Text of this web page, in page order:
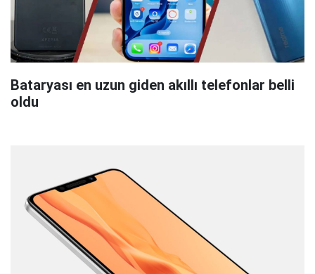
Bataryası en uzun giden akıllı telefonlar belli
oldu